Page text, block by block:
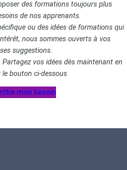
des formations toujours plus
de nos apprenants.
ou des idées de formations qui
nous sommes ouverts à vos
suggestions.
vos idées dès maintenant en
bouton ci-dessous
mon besoin